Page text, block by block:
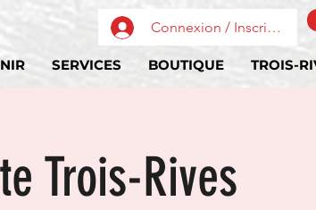
SERVICES BOUTIQUE TROIS-
Connexion / Inscription
Trois-Rives